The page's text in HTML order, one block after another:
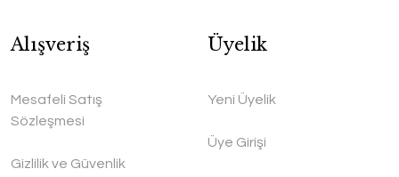
Alışveriş
Mesafeli Satış
Sözleşmesi
Gizlilik ve Güvenlik
Üyelik
Yeni Üyelik
Üye Girişi